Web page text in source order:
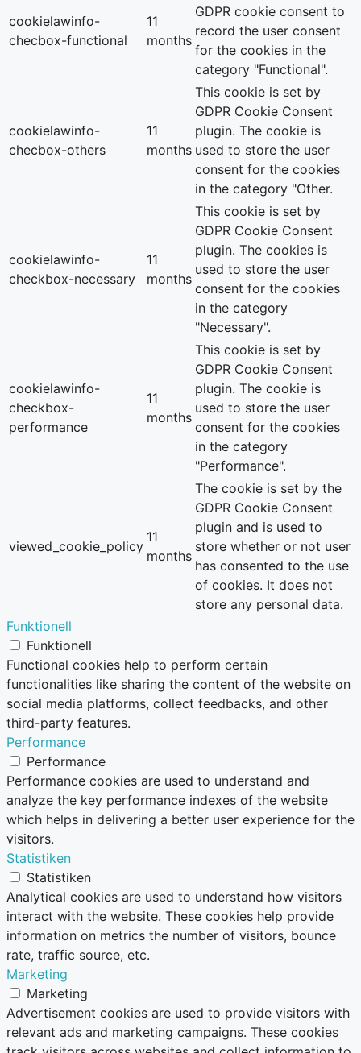
cookielawinfo-
checbox-functional
11
months
GDPR cookie consent to
record the user consent
for the cookies in the
category "Functional".
cookielawinfo-
checbox-others
11
months
This cookie is set by
GDPR Cookie Consent
plugin. The cookie is
used to store the user
consent for the cookies
in the category "Other.
cookielawinfo-
checkbox-necessary
11
months
This cookie is set by
GDPR Cookie Consent
plugin. The cookies is
used to store the user
consent for the cookies
in the category
"Necessary".
cookielawinfo-
checkbox-
performance
11
months
This cookie is set by
GDPR Cookie Consent
plugin. The cookie is
used to store the user
consent for the cookies
in the category
"Performance".
viewed_cookie_policy
11
months
The cookie is set by the
GDPR Cookie Consent
plugin and is used to
store whether or not user
has consented to the use
of cookies. It does not
store any personal data.
Funktionell
Funktionell
Functional cookies help to perform certain
functionalities like sharing the content of the website on
social media platforms, collect feedbacks, and other
third-party features.
Performance
Performance
Performance cookies are used to understand and
analyze the key performance indexes of the website
which helps in delivering a better user experience for the
visitors.
Statistiken
Statistiken
Analytical cookies are used to understand how visitors
interact with the website. These cookies help provide
information on metrics the number of visitors, bounce
rate, traffic source, etc.
Marketing
Marketing
Advertisement cookies are used to provide visitors with
relevant ads and marketing campaigns. These cookies